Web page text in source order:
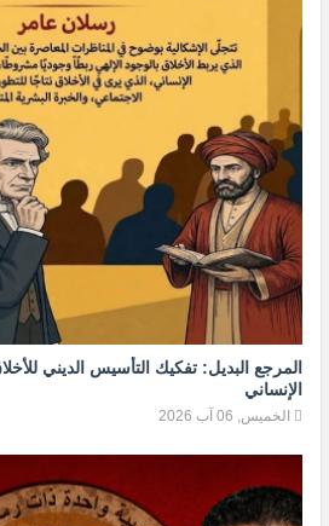
المرجع البديل: تفكيك التأسيس الديني
الإنساني
الخميس, 06 آب 2026